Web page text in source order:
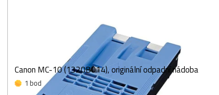
Canon MC-10 (1320B014), originální odpadní nádoba
1 bod